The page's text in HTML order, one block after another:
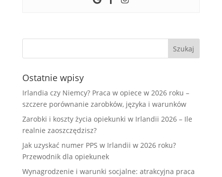
Ostatnie wpisy
Irlandia czy Niemcy? Praca w opiece w 2026 roku –
szczere porównanie zarobków, języka i warunków
Zarobki i koszty życia opiekunki w Irlandii 2026 – Ile
realnie zaoszczędzisz?
Jak uzyskać numer PPS w Irlandii w 2026 roku?
Przewodnik dla opiekunek
Wynagrodzenie i warunki socjalne: atrakcyjna praca